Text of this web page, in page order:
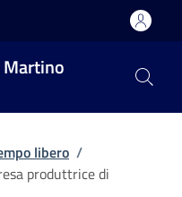
Martino
libero /
produttrice di